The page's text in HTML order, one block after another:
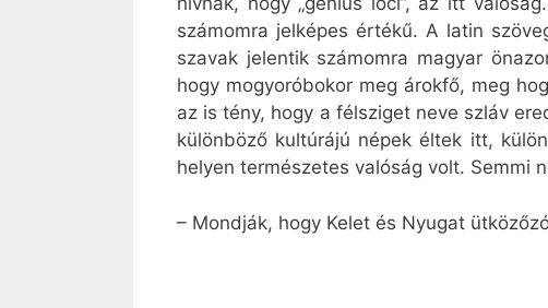
számomra jelképes értékű. A latin
szavak jelentik számomra magyar
hogy mogyoróbokor meg árokfő, meg
az is tény, hogy a félsziget neve szláv
különböző kultúrájú népek éltek itt,
helyen természetes valóság volt. Semmi
– Mondják, hogy Kelet és Nyugat